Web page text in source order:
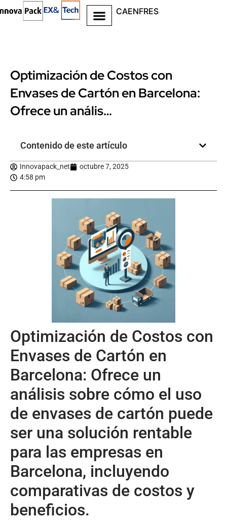
CAENFRES
Optimización de Costos con
Envases de Cartón en Barcelona:
Ofrece un anális…
Contenido de este artículo
Innovapack_net
octubre 7, 2025
4:58 pm
Optimización de Costos con
Envases de Cartón en
Barcelona: Ofrece un
análisis sobre cómo el uso
de envases de cartón puede
ser una solución rentable
para las empresas en
Barcelona, incluyendo
comparativas de costos y
beneficios.